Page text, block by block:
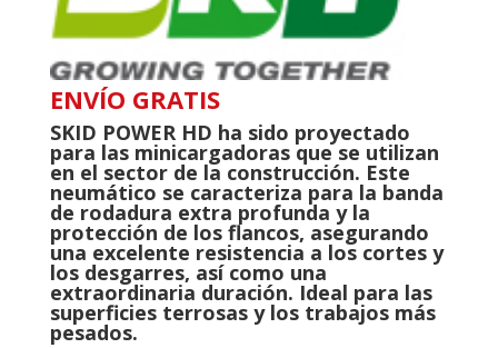
ENVÍO GRATIS
SKID POWER HD ha sido proyectado
para las minicargadoras que se utilizan
en el sector de la construcción. Este
neumático se caracteriza para la banda
de rodadura extra profunda y la
protección de los flancos, asegurando
una excelente resistencia a los cortes y
los desgarres, así como una
extraordinaria duración. Ideal para las
superficies terrosas y los trabajos más
pesados.